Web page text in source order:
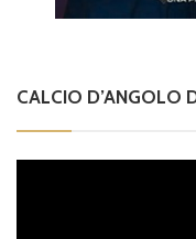
CALCIO D’ANGOLO